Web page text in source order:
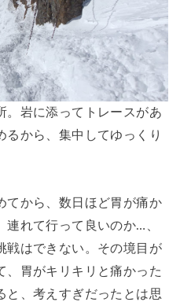
。岩に添ってトレースがあ
るから、集中してゆっくり
てから、数日ほど胃が痛か
連れて行って良いのか…、
戦はできない。その境目が
、胃がキリキリと痛かった
と、考えすぎだったとは思